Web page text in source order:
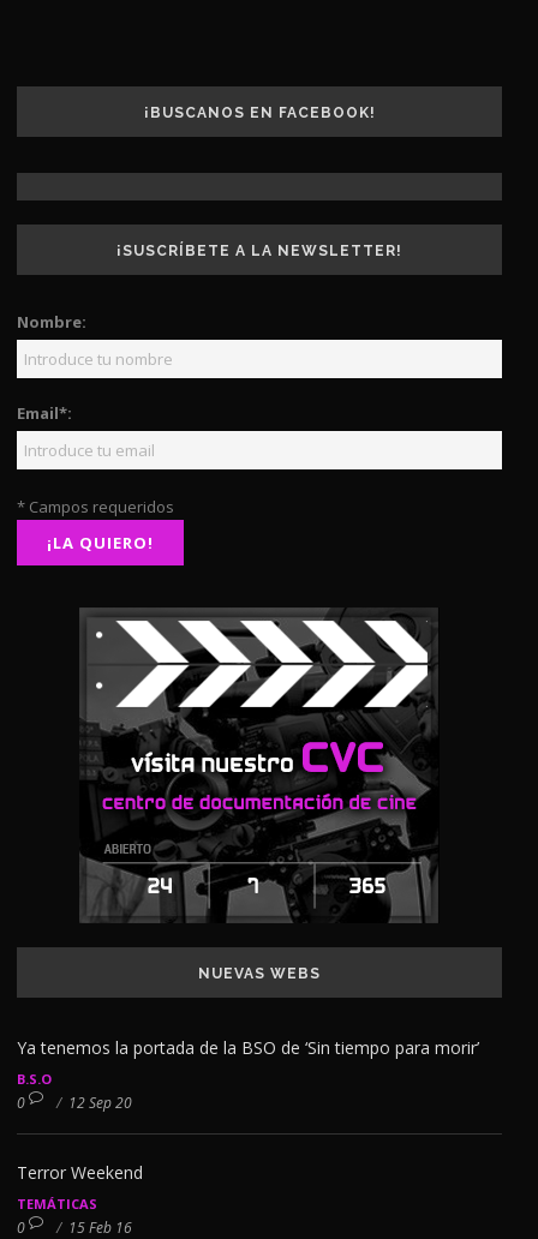
¡BUSCANOS EN FACEBOOK!
¡SUSCRÍBETE A LA NEWSLETTER!
Nombre:
Email*:
* Campos requeridos
NUEVAS WEBS
Ya tenemos la portada de la BSO de ‘Sin tiempo para morir’
B.S.O
0 / 12 Sep 20
Terror Weekend
TEMÁTICAS
0 / 15 Feb 16